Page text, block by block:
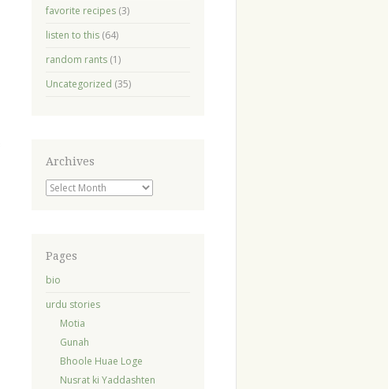
favorite recipes(3)
listen to this(64)
random rants(1)
Uncategorized (35)
Archives
Archives
Pages
bio
urdu stories
Motia
Gunah
Bhoole Huae Loge
Nusrat ki Yaddashten